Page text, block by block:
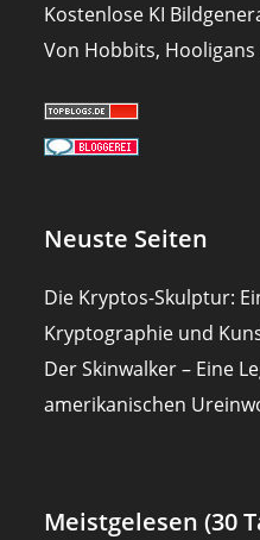
Kostenlose KI
Von Hobbits,
Neuste Seiten
Die Kryptos-Skulptur:
Kryptographie und
Der Skinwalker – Eine
amerikanischen
Meistgelesen (30